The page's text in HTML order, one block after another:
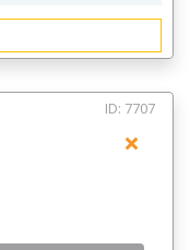
ID: 7707